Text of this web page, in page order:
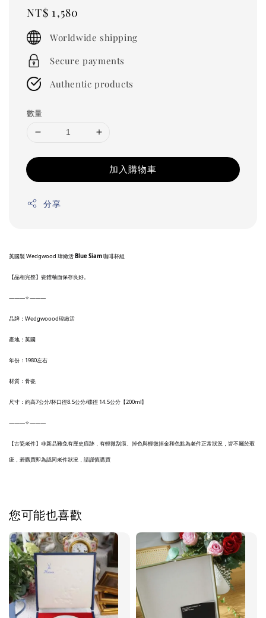
Regular
price
NT$ 1,580
Worldwide shipping
Secure payments
Authentic products
數量
加入購物車
分享
英國製 Wedgwood 瑋緻活Blue Siam咖啡杯組
【品相完整】瓷體釉面保存良好。
———✧———
品牌：Wedgwoood瑋緻活
產地：英國
年份：1980左右
材質：骨瓷
尺寸：約高7公分/杯口徑8.5公分/碟徑 14.5公分【200ml】
———✧———
【古瓷老件】非新品難免有歷史痕跡，有輕微刮痕、掉色與輕微掉金和色點為老件正常狀況，皆不屬於瑕
疵，若購買即為認同老件狀況，請謹慎購買
您可能也喜歡